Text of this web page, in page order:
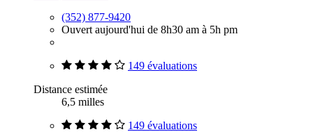
(352) 877-9420
Ouvert aujourd'hui de 8h30 am à 5h pm
149 évaluations
Distance estimée
6,5 milles
149 évaluations